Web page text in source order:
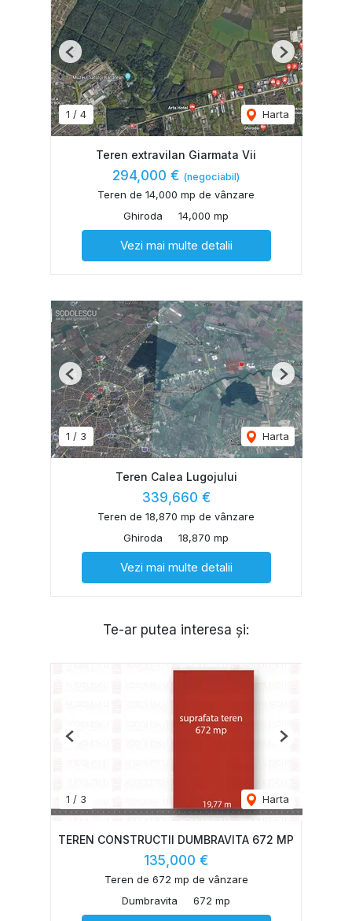
1 / 4 Harta
Previous Next
Teren extravilan Giarmata Vii
294,000 € (negociabil)
Teren de 14,000 mp de vânzare
Ghiroda
14,000 mp
Vezi mai multe detalii
1 / 3 Harta
Previous Next
Teren Calea Lugojului
339,660 €
Teren de 18,870 mp de vânzare
Ghiroda
18,870 mp
Vezi mai multe detalii
Te-ar putea interesa și:
1 / 3 Harta
Previous Next
TEREN CONSTRUCTII DUMBRAVITA 672 MP
135,000 €
Teren de 672 mp de vânzare
Dumbravita
672 mp